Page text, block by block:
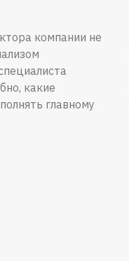
компании не
какие
главному